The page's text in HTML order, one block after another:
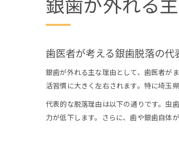
銀歯が外れる
歯医者が考える銀歯脱落の代
銀歯が外れる主な理由として、歯医者が
活習慣に大きく左右されます。特に埼玉
代表的な脱落理由は以下の通りです。虫
力が低下します。さらに、歯や銀歯自体